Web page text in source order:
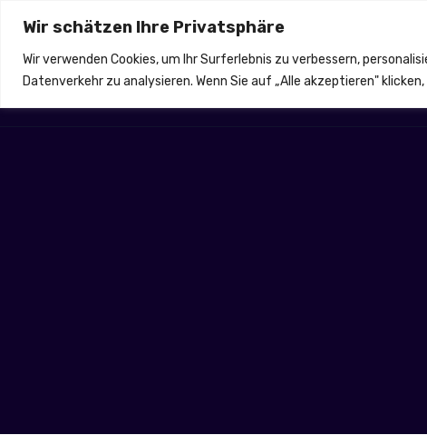
Wir schätzen Ihre Privatsphäre
Wir verwenden Cookies, um Ihr Surferlebnis zu verbessern,
Datenverkehr zu analysieren. Wenn Sie auf „Alle akzeptieren"
Email: info@ahr-tec.de Fußkreuzweg 21, 53332